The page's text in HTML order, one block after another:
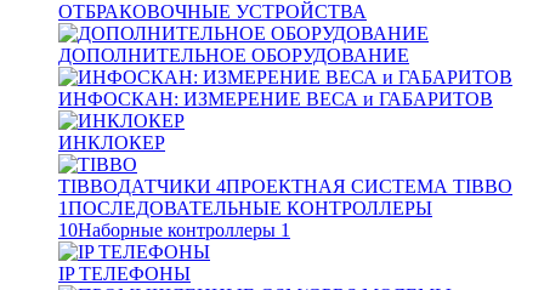
ОТБРАКОВОЧНЫЕ УСТРОЙСТВА
ДОПОЛНИТЕЛЬНОЕ ОБОРУДОВАНИЕ
ИНФОСКАН: ИЗМЕРЕНИЕ ВЕСА и ГАБАРИТОВ
ИНКЛОКЕР
TIBBOДАТЧИКИ 4ПРОЕКТНАЯ СИСТЕМА TIBBO
1ПОСЛЕДОВАТЕЛЬНЫЕ КОНТРОЛЛЕРЫ
10Наборные контроллеры 1
IP ТЕЛЕФОНЫ